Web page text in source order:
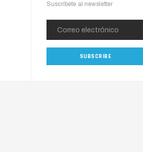
Suscríbete al newsletter